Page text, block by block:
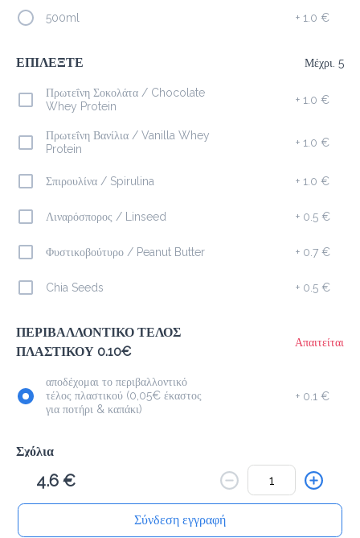
Το μενού δεν είναι διαθέσιμο.
Πίσω
Καλάθι μου Παραγγελίες
500ml + 1.0 €
ΕΠΙΛΕΞΤΕ Μέχρι. 5
Πρωτεΐνη Σοκολάτα / Chocolate
Whey Protein
+ 1.0 €
Πρωτεΐνη Βανίλια / Vanilla Whey
Protein
+ 1.0 €
Σπιρουλίνα / Spirulina + 1.0 €
Λιναρόσπορος / Linseed + 0.5 €
Φυστικοβούτυρο / Peanut Butter + 0.7 €
Chia Seeds + 0.5 €
ΠΕΡΙΒΑΛΛΟΝΤΙΚΟ ΤΕΛΟΣ
ΠΛΑΣΤΙΚΟΥ 0.10€
Απαιτείται
αποδέχομαι το περιβαλλοντικό
τέλος πλαστικού (0,05€ έκαστος
για ποτήρι & καπάκι)
+ 0.1 €
Σχόλια
4.6 €
Σύνδεση εγγραφή